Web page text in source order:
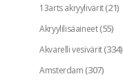
13arts akryylivärit(21)
Akryylilisäaineet(55)
Akvarelli vesivärit(334)
Amsterdam(307)